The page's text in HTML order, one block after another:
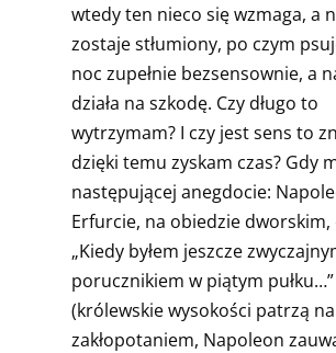
wtedy ten nieco się wzmaga, a
zostaje stłumiony, po czym
noc zupełnie bezsensownie, a
działa na szkodę. Czy długo to
wytrzymam? I czy jest sens to
dzięki temu zyskam czas? Gdy
następującej anegdocie:
Erfurcie, na obiedzie dworskim,
„Kiedy byłem jeszcze
porucznikiem w piątym pułku…”
(królewskie wysokości patrzą
zakłopotaniem, Napoleon